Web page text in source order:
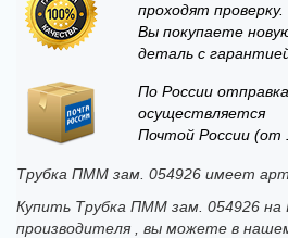
проходят проверку.
Вы покупаете
деталь с
По России
осуществляется
Почтой России (от
Трубка ПММ зам. 054926 имеет
Купить Трубка ПММ зам. 054926 на
производителя , вы можете в